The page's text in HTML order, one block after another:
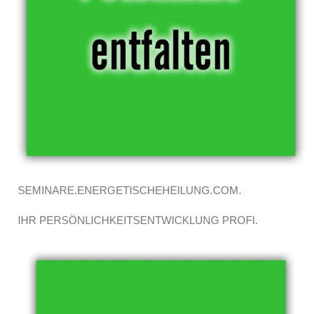
SEMINARE.ENERGETISCHEHEILUNG.COM.
IHR PERSÖNLICHKEITSENTWICKLUNG PROFI.